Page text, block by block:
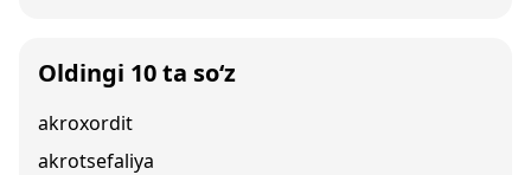
Oldingi 10 ta so‘z
akroxordit
akrotsefaliya